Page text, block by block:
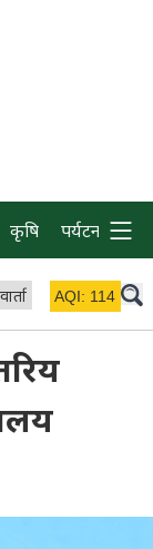
कृषि पर्यटन प्रवास
विचार/ब्लग
AQI: 114